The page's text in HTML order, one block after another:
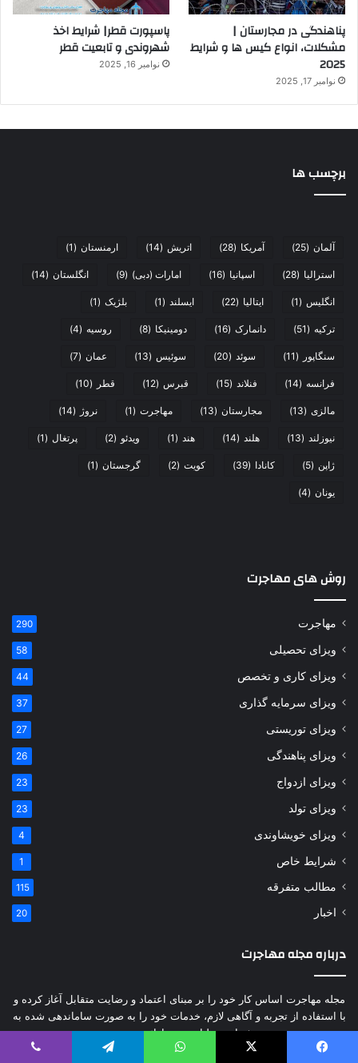
پناهندگی در مجارستان |
مشکلات، انواع کیس ها و شرایط
2025
نوامبر 17, 2025
پاسپورت قطر| شرایط اخذ
شهروندی و تابعیت قطر
نوامبر 16, 2025
برچسب ها
آلمان (25) آمریکا (28) اتریش (14) ارمنستان (1)
استرالیا (28) اسپانیا (16) امارات (دبی) (9) انگلستان (14)
انگلیس (1) ایتالیا (22) ایسلند (1) بلژیک (1)
ترکیه (51) دانمارک (16) دومینیکا (8) روسیه (4)
سنگاپور (11) سوئد (20) سوئیس (13) عمان (7)
فرانسه (14) فنلاند (15) قبرس (12) قطر (10)
مالزی (13) مجارستان (13) مهاجرت (1) نروژ (14)
نیوزلند (13) هلند (14) هند (1) ویدئو (2) پرتغال (1)
ژاپن (5) کانادا (39) کویت (2) گرجستان (1)
یونان (4)
روش های مهاجرت
مهاجرت 290
ویزای تحصیلی 58
ویزای کاری و تخصص 44
ویزای سرمایه گذاری 37
ویزای توریستی 27
ویزای پناهندگی 26
ویزای ازدواج 23
ویزای تولد 23
ویزای خویشاوندی 4
شرایط خاص 1
مطالب متفرقه 115
اخبار 20
درباره مجله مهاجرت
مجله مهاجرت اساس کار خود را بر مبنای اعتماد و رضایت متقابل آغاز کرده و
با استفاده از تجربه و آگاهی لازم، خدمات خود را به صورت ساماندهی شده به
شما هموطنان عزیز ارائه می دهد.
ما سعی داریم با مشاوره و همکاری با وکلای ارشد؛ همچنین با مدیریت زمان و